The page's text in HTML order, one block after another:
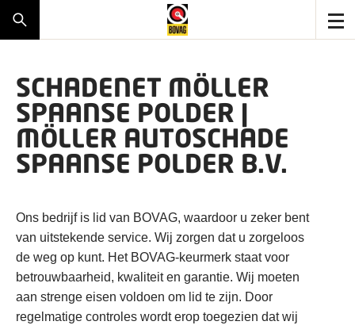
SCHADENET MÖLLER
SPAANSE POLDER |
MÖLLER AUTOSCHADE
SPAANSE POLDER B.V.
Ons bedrijf is lid van BOVAG, waardoor u zeker bent
van uitstekende service. Wij zorgen dat u zorgeloos
de weg op kunt. Het BOVAG-keurmerk staat voor
betrouwbaarheid, kwaliteit en garantie. Wij moeten
aan strenge eisen voldoen om lid te zijn. Door
regelmatige controles wordt erop toegezien dat wij